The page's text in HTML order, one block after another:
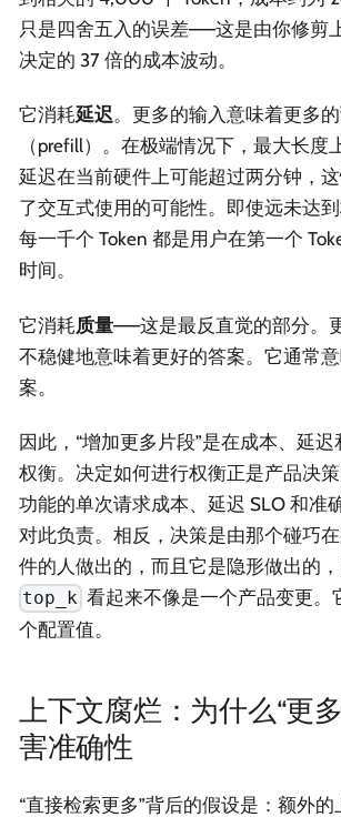
只是四舍五入的误差——这是由你修剪
决定的 37 倍的成本波动。
它消耗延迟。更多的输入意味着更多
（prefill）。在极端情况下，最大长度
延迟在当前硬件上可能超过两分钟，
了交互式使用的可能性。即使远未达
每一千个 Token 都是用户在第一个
时间。
它消耗质量——这是最反直觉的部分。
不稳健地意味着更好的答案。它通常
案。
因此，“增加更多片段”是在成本、延
权衡。决定如何进行权衡正是产品决
功能的单次请求成本、延迟 SLO 和准
对此负责。相反，决策是由那个碰巧
件的人做出的，而且它是隐形做出的
top_k 看起来不像是一个产品变更。
个配置值。
上下文腐烂：为什么“更
害准确性
“直接检索更多”背后的假设是：额外